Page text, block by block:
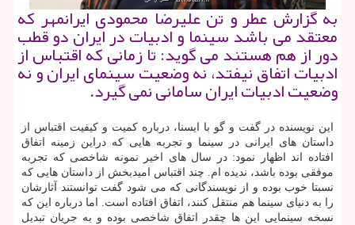
به گزارش عطر و تن علیرضا محمودی ایرانمهر كه
معتقد می باشد سینما و ادبیات در ایران دو قطب
دور از هم هستند می گوید: تا زمانی كه اقتباس از
ادبیات اتفاق نیفتد، نه وضعیت سینمای ایران و نه
وضعیت ادبیات ایران سامانی نمی گیرد.
این نویسنده در گفت و گو با ایسنا، درباره کمیت و کیفیت اقتباس از
داستان های ایرانی در سینما و تجربه هایی که دراین زمینه اتفاق
افتاده اند اظهار نمود: در سال های اخیر نمونه شاخصی که تجربه
موفقی بوده باشد، ندیده ام. چند اقتباس امیدبخش از داستان هایی که
نسبتا خوب بوده و از نویسندگانی که می شود گفت توانستند آثارشان
را به دنیای سینما هم منتقل کنند، اتفاق افتاده است. اما درباره این که
نسخه سینمایی این ها چقدر اتفاق شاخصی بوده و به جریان تبدیل